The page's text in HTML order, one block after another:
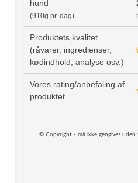
hund
(910g pr. dag)
Produktets kvalitet
(råvarer, ingredienser,
kødindhold, analyse osv.)
Vores rating/anbefaling af
produktet
© Copyright - må ikke gengives